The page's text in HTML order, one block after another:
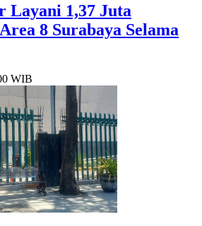
Layani 1,37 Juta
8 Surabaya Selama
WIB